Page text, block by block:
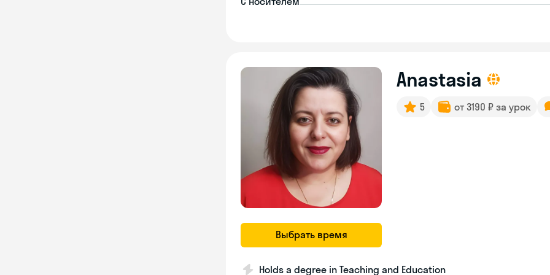
Выбрать время
Anastasia
5 от 3190 ₽ за урок
Holds a degree in Teaching and Education